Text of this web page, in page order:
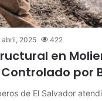
abril, 2025 422
en
por
de El Salvador